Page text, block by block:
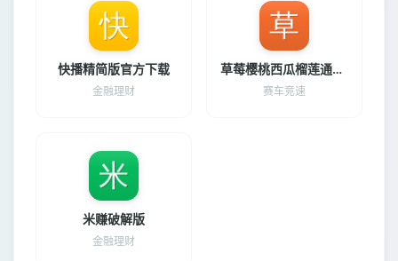
快播精简版官方下载
金融理财
草莓樱桃西瓜榴莲通用包装盒最新版下载
赛车竞速
米赚破解版
金融理财